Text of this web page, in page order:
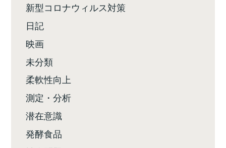
新型コロナウィルス対策
日記
映画
未分類
柔軟性向上
測定・分析
潜在意識
発酵食品